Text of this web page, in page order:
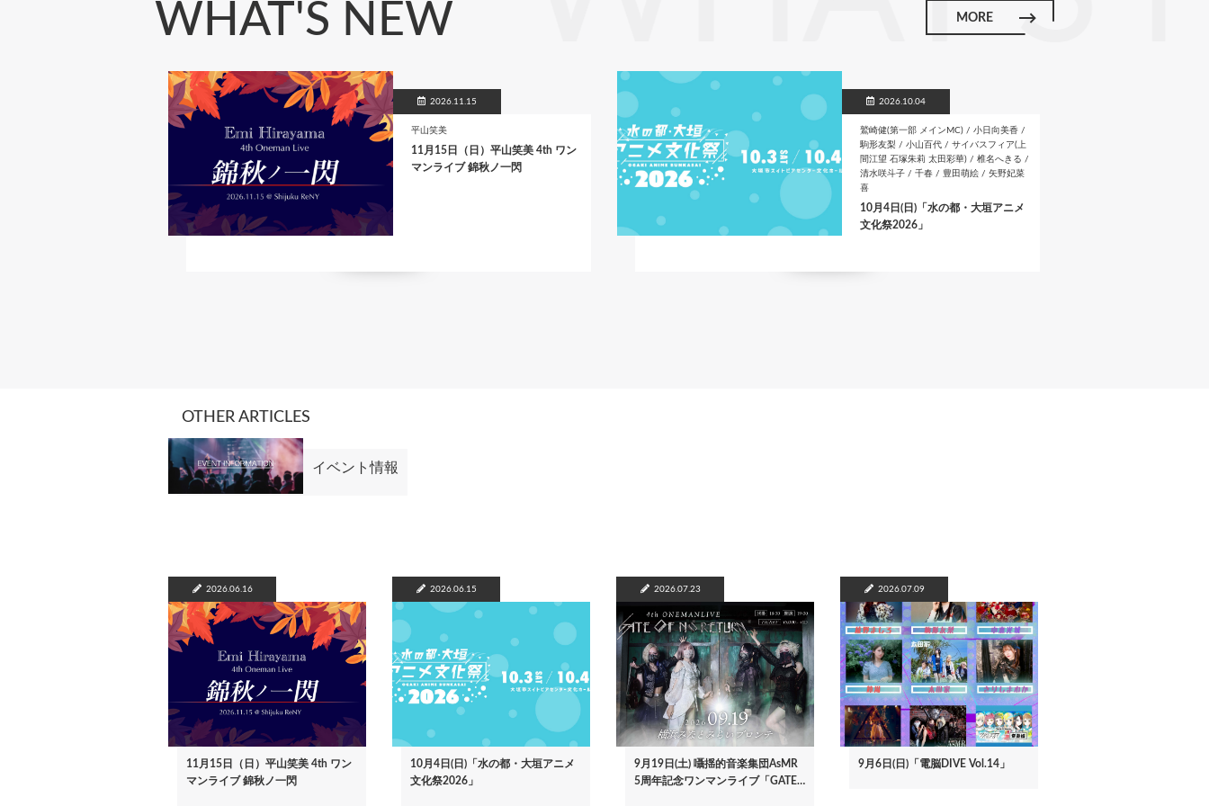
WHAT'S NEW MORE
2026.11.15
平山笑美
11月15日（日）平山笑美 4th ワン
マンライブ 錦秋ノ一閃
2026.10.04
鷲崎健(第一部 メインMC) / 小日向美香 /
駒形友梨 / 小山百代 / サイバスフィア(上
間江望 石塚朱莉 太田彩華) / 椎名へきる /
清水咲斗子 / 千春 / 豊田萌絵 / 矢野妃菜
喜
10月4日(日)「水の都・大垣アニメ
文化祭2026」
OTHER ARTICLES
イベント情報
2026.06.16
11月15日（日）平山笑美 4th ワン
マンライブ 錦秋ノ一閃
2026.06.15
10月4日(日)「水の都・大垣アニメ
文化祭2026」
2026.07.23
9月19日(土) 囁揺的音楽集団AsMR
5周年記念ワンマンライブ「GATE…
2026.07.09
9月6日(日)「電脳DIVE Vol.14」